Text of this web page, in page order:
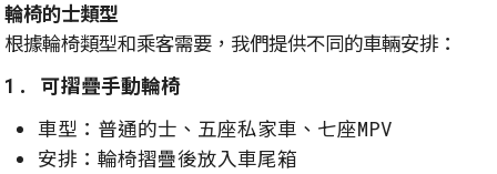
輪椅的士類型
根據輪椅類型和乘客需要，我們提供不同的車輛安排：
1. 可摺疊手動輪椅
車型：普通的士、五座私家車、七座MPV
安排：輪椅摺疊後放入車尾箱